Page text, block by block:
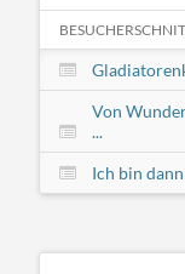
Von
...
Ich bin